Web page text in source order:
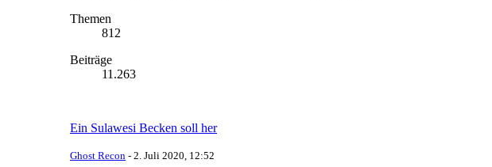
Themen
812
Beiträge
11.263
Ein Sulawesi Becken soll her
Ghost Recon - 2. Juli 2020, 12:52